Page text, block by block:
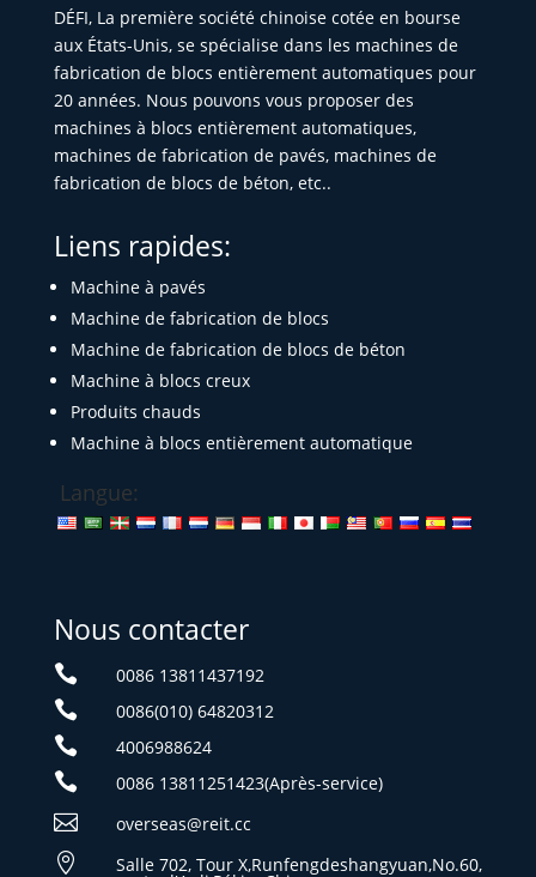
DÉFI, La première société chinoise cotée en bourse
aux États-Unis, se spécialise dans les machines de
fabrication de blocs entièrement automatiques pour
20 années. Nous pouvons vous proposer des
machines à blocs entièrement automatiques,
machines de fabrication de pavés, machines de
fabrication de blocs de béton, etc..
Liens rapides:
Machine à pavés
Machine de fabrication de blocs
Machine de fabrication de blocs de béton
Machine à blocs creux
Produits chauds
Machine à blocs entièrement automatique
Langue:
Nous contacter
 0086 13811437192
 0086(010) 64820312
 4006988624
 0086 13811251423(Après-service)
 overseas@reit.cc
 Salle 702, Tour X,Runfengdeshangyuan,No.60,